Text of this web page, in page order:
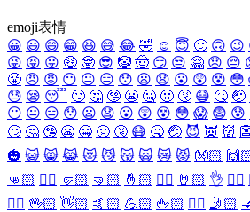
emoji表情
😀 😃 😄 😁 😆 😅 😂 🤣 ☺️ 😇 🙂 🙃 😉
😜 😝 😛 🤑 🤓 😎 🤡 🤠 😏 😒 🤗 😞 😔
😤 😠 😡 😶 😐 😑 😯 😦 😧 😮 😲 😵 😳
😓 😪 😴 🙄 🤔 🤥 😬 🤐 🤢 🤧 😷 🤒 🤕
😶 😐 😑 😯 😦 😧 😮 😲 😵 😳 😱 😨 😰
🙄 🤔 🤥 😬 🤐 🤢 🤧 😷 🤒 🤕 😈 👿 👹
🎃 😺 😸 😹 😻 😼 😽 🙀 😿 😾 👐🏻
👊🏻 ✊🏻 🤛🏻 🤜🏻 🤞🏻 ✌🏻 🤘🏻 👌 👈🏻
🖐🏻 🖖🏻 👋🏻 🤙🏻 💪🏻 🖕🏻 ✍🏻 🤳🏻